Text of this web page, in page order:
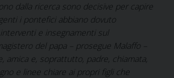
dalla ricerca sono decisive per capire
i pontefici abbiano dovuto
e insegnamenti sul
del papa – prosegue Malaffo –
amica e, soprattutto, padre, chiamata,
e linee chiare ai propri figli che